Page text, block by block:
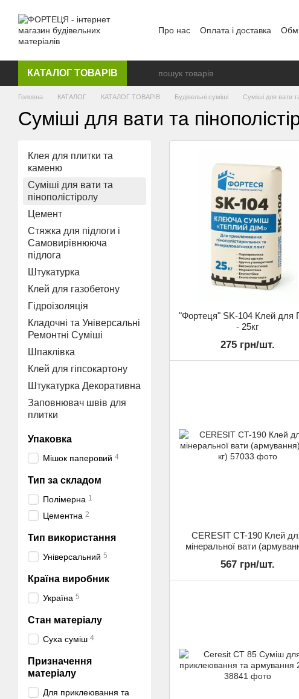
Про нас Оплата і доставка
КАТАЛОГ ТОВАРІВ
Головна КАТАЛОГ КАТАЛОГ ТОВАРІВ Будівельні суміші Суміші для вати
Суміші для вати та
"Фортеця" SK-104 Клей
- 25кг
275 грн/шт.
CERESIT CT-190 Клей
мінеральної вати
567 грн/шт.
Клея для плитки та
каменю
Суміші для вати та
пінополістіролу
Цемент
Стяжка для підлоги і
Самовирівнююча
підлога
Штукатурка
Клей для газобетону
Гідроізоляція
Кладочні та Універсальні
Ремонтні Суміші
Шпаклівка
Клей для гіпсокартону
Штукатурка Декоративна
Заповнювач швів для
плитки
Упаковка
Мішок паперовий 4
Тип за складом
Полімерна 1
Цементна 2
Тип використання
Універсальний 5
Країна виробник
Україна 5
Стан матеріалу
Суха суміш 4
Призначення
матеріалу
Для приклеювання та